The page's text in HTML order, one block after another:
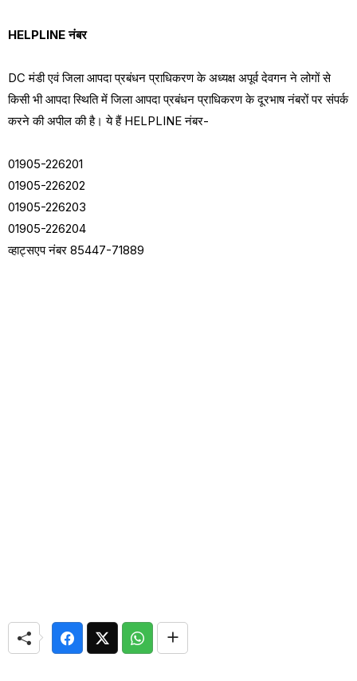
HELPLINE नंबर
DC मंडी एवं जिला आपदा प्रबंधन प्राधिकरण के अध्यक्ष अपूर्व देवगन ने लोगों से
किसी भी आपदा स्थिति में जिला आपदा प्रबंधन प्राधिकरण के दूरभाष नंबरों पर संपर्क
करने की अपील की है। ये हैं HELPLINE नंबर-
01905-226201
01905-226202
01905-226203
01905-226204
व्हाट्सएप नंबर 85447-71889